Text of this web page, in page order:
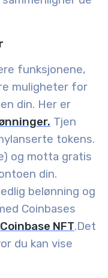
funksjonene,
muligheter for
din. Her er
Tjen
tokens.
og motta gratis
din.
belønning og
Coinbases
Coinbase NFT.Det
du kan vise